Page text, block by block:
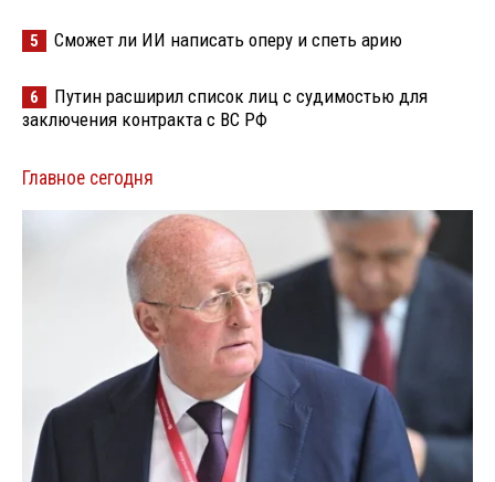
5 Сможет ли ИИ написать оперу и спеть арию
6
Путин расширил список лиц с судимостью для
заключения контракта с ВС РФ
Главное сегодня